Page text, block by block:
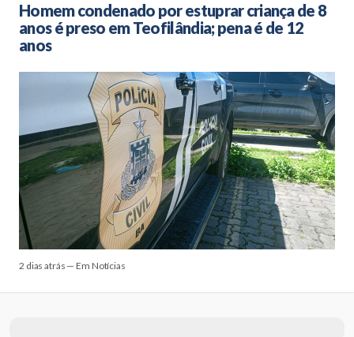
Homem condenado por estuprar criança de 8
anos é preso em Teofilândia; pena é de 12
anos
2 dias atrás — Em Notícias